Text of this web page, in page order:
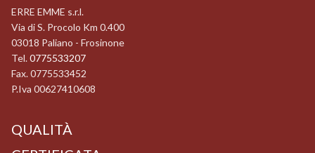
ERRE EMME s.r.l.
Via di S. Procolo Km 0.400
03018 Paliano - Frosinone
Tel.0775533207
Fax. 0775533452
P.Iva 00627410608
QUALITÀ